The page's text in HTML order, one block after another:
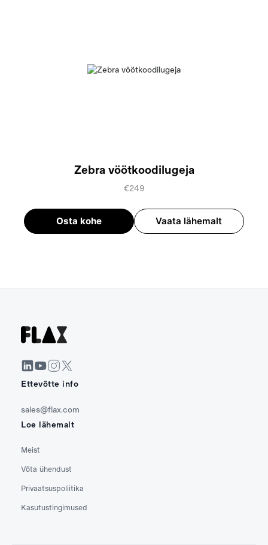
Zebra vöötkoodilugeja
€249
Osta kohe Vaata lähemalt
Ettevõtte info
sales@flax.com
Loe lähemalt
Meist
Võta ühendust
Privaatsuspoliitika
Kasutustingimused